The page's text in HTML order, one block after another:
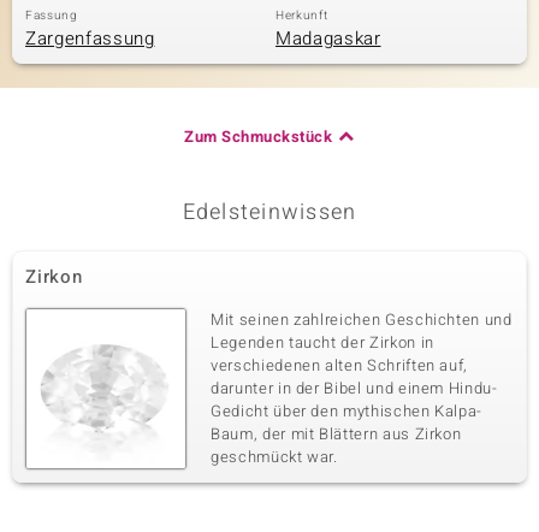
Fassung
Zargenfassung
Herkunft
Madagaskar
Zum Schmuckstück
Edelsteinwissen
Zirkon
Mit seinen zahlreichen Geschichten und
Legenden taucht der Zirkon in
verschiedenen alten Schriften auf,
darunter in der Bibel und einem Hindu-
Gedicht über den mythischen Kalpa-
Baum, der mit Blättern aus Zirkon
geschmückt war.